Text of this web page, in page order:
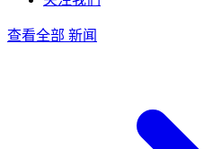
查看全部 新闻